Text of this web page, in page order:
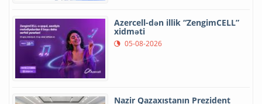
Azercell-dən illik “ZengimCELL”
xidməti
05-08-2026
Nazir Qazaxıstanın Prezident